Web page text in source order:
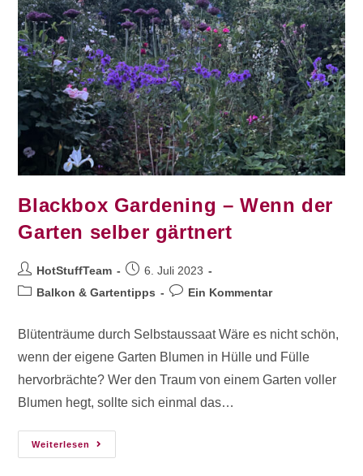
Blackbox Gardening – Wenn der
Garten selber gärtnert
HotStuffTeam
6. Juli 2023
Balkon & Gartentipps
Ein Kommentar
Blütenträume durch Selbstaussaat Wäre es nicht schön,
wenn der eigene Garten Blumen in Hülle und Fülle
hervorbrächte? Wer den Traum von einem Garten voller
Blumen hegt, sollte sich einmal das…
Weiterlesen